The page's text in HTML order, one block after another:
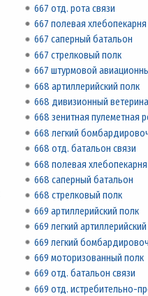
667 отд. рота связи
667 полевая хлебопекарня
667 саперный батальон
667 стрелковый полк
667 штурмовой
668 артиллерийский полк
668 дивизионный
668 зенитная пулеметная
668 легкий
668 отд. батальон связи
668 полевая хлебопекарня
668 саперный батальон
668 стрелковый полк
669 артиллерийский полк
669 легкий
669 легкий
669 моторизованный полк
669 отд. батальон связи
669 отд. истребительно-